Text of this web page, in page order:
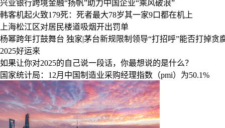
兴业银行跨境金融“扬帆”助力中国企业“乘风破浪”
韩客机起火致179死：死者最大78岁其一家9口都在机上
上海松江区对居民楼道吸烟开出罚单
杨幂跨年打鼓舞台 独家|茅台新规限制领导“打招呼”能否打掉贪
2025好运来
如果让你对2025的自己说一段话，你最想说的是什么？
国家统计局：12月中国制造业采购经理指数（pmi）为50.1%